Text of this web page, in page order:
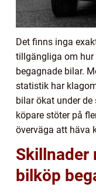
Det finns inga
tillgängliga om
begagnade bilar.
statistik har
bilar ökat under de
köpare stöter på
överväga att häva
Skillnader
bilköp